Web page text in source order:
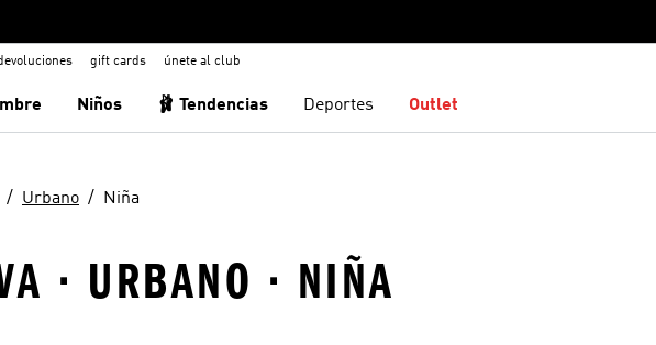
gift cards únete al club
Niños 🩰 Tendencias Deportes Outlet
Urbano Niña
· URBANO · NIÑA